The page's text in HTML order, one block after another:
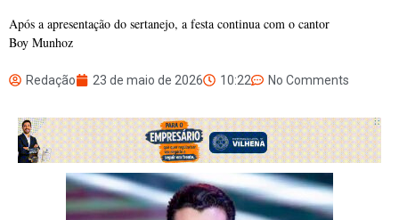
Após a apresentação do sertanejo, a festa continua com o cantor
Boy Munhoz
Redação 23 de maio de 2026 10:22 No Comments